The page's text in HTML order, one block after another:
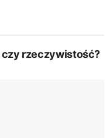
czy rzeczywistość?